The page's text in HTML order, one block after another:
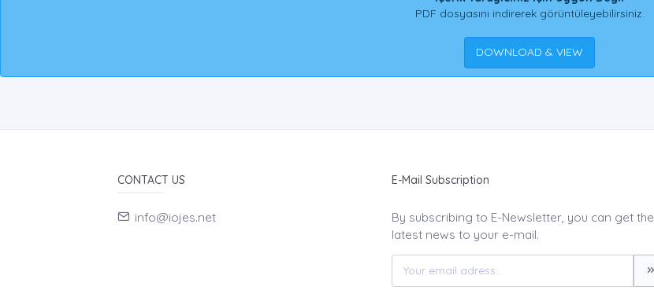
PDF dosyasını indirerek görüntüleyebilirsiniz.
DOWNLOAD & VIEW
CONTACT US
info@iojes.net
E-Mail Subscription
By subscribing to E-Newsletter, you can get the
latest news to your e-mail.